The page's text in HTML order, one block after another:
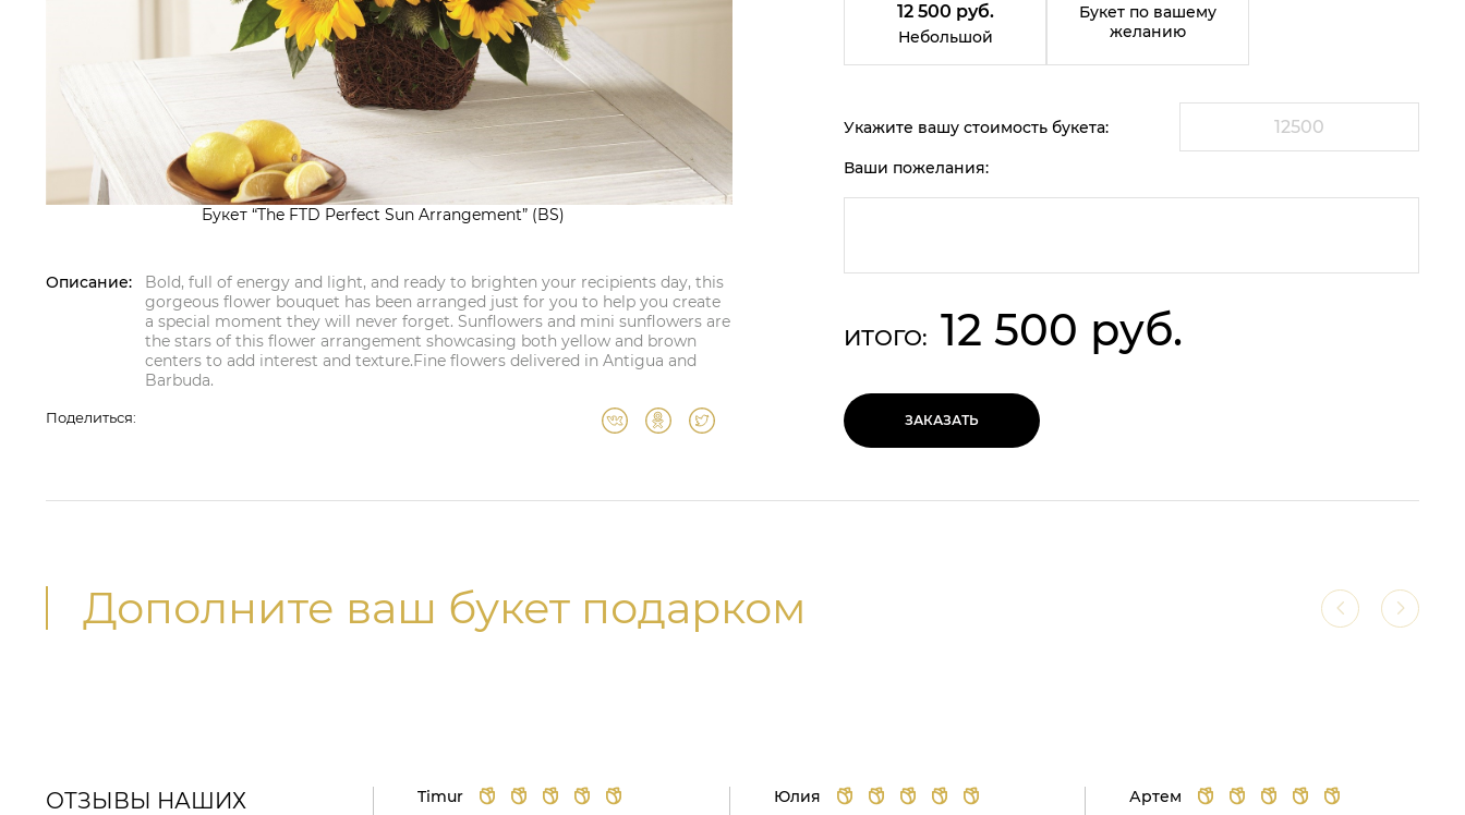
Букет “The FTD Perfect Sun Arrangement” (BS)
Описание:
Bold, full of energy and light, and ready to brighten your recipients day, this
gorgeous flower bouquet has been arranged just for you to help you create
a special moment they will never forget. Sunflowers and mini sunflowers are
the stars of this flower arrangement showcasing both yellow and brown
centers to add interest and texture.Fine flowers delivered in Antigua and
Barbuda.
Поделиться:
12 500 руб.
Небольшой
Букет по вашему
желанию
Укажите вашу стоимость букета:
Ваши пожелания:
ИТОГО: 12 500 руб.
ЗАКАЗАТЬ
Дополните ваш букет подарком
ОТЗЫВЫ НАШИХ
Timur Юлия Артем